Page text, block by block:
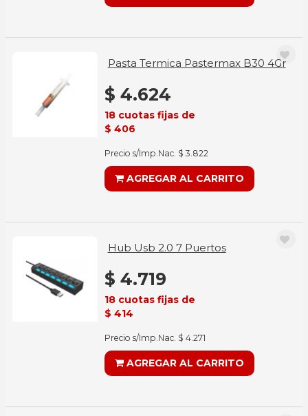
Pasta Termica Pastermax B30 4Gr
$ 4.624
18 cuotas fijas de
$ 406
Precio s/Imp.Nac. $ 3.822
AGREGAR AL CARRITO
Hub Usb 2.0 7 Puertos
$ 4.719
18 cuotas fijas de
$ 414
Precio s/Imp.Nac. $ 4.271
AGREGAR AL CARRITO